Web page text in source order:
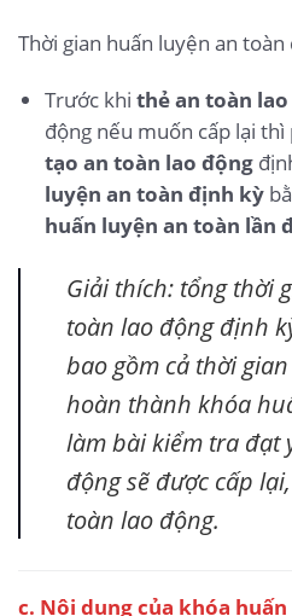
Thời gian huấn luyện an toàn
Trước khi thẻ an toàn
động nếu muốn cấp lại
tạo an toàn lao động
luyện an toàn định kỳ
huấn luyện an toàn lần
Giải thích: tổng thời
toàn lao động định
bao gồm cả thời
hoàn thành khóa
làm bài kiểm tra đạt
động sẽ được cấp
toàn lao động.
c. Nội dung của khóa